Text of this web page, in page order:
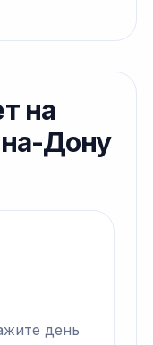
на
на-Дону
день